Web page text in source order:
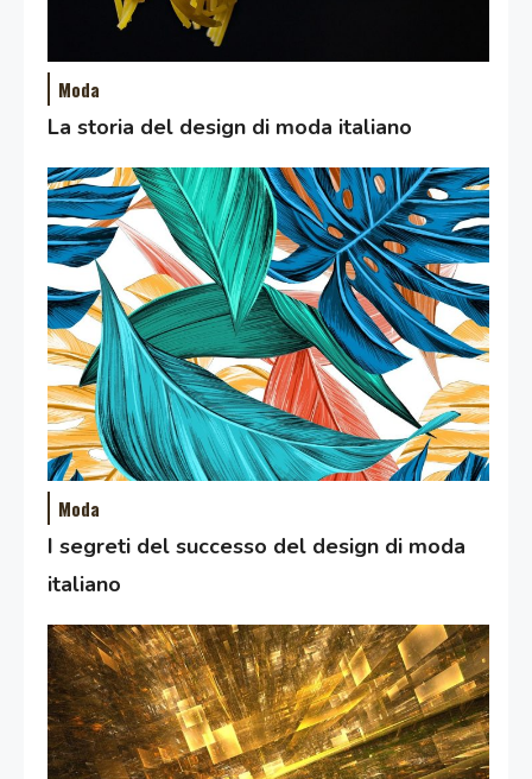
Moda
La storia del design di moda italiano
Moda
I segreti del successo del design di moda
italiano